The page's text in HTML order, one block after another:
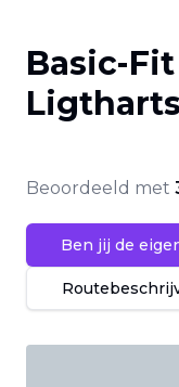
Basic-
Beoordeeld met
Ben jij de